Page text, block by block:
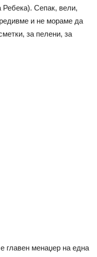
Ребека). Сепак, вели,
и не мораме да
за пелени, за
главен менаџер на една